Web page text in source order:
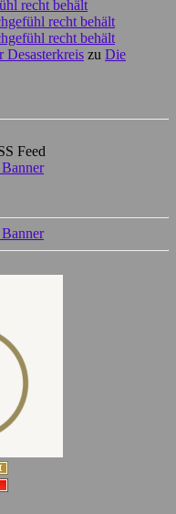
recht behält
recht behält
recht behält
zu Die
Feed